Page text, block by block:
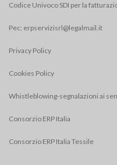
Codice Univoco SDI per la
Pec: erpservizisrl@legalmail.it
Privacy Policy
Cookies Policy
Whistleblowing-segnalazioni ai
Consorzio ERP Italia
Consorzio ERP Italia Tessile